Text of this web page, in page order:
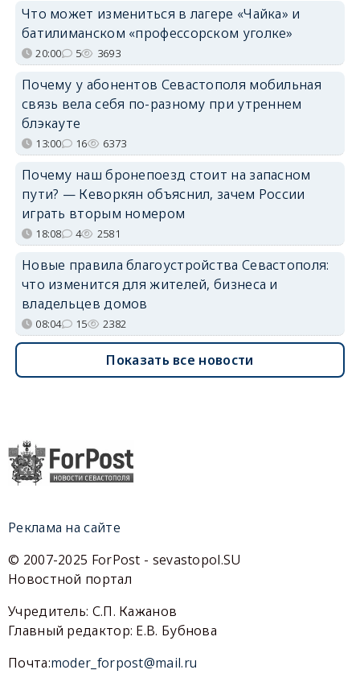
Что может измениться в лагере «Чайка» и
батилиманском «профессорском уголке»
20:00 5 3693
Почему у абонентов Севастополя мобильная
связь вела себя по-разному при утреннем
блэкауте
13:00 16 6373
Почему наш бронепоезд стоит на запасном
пути? — Кеворкян объяснил, зачем России
играть вторым номером
18:08 4 2581
Новые правила благоустройства Севастополя:
что изменится для жителей, бизнеса и
владельцев домов
08:04 15 2382
Показать все новости
Реклама на сайте
© 2007-2025 ForPost - sevastopol.SU
Новостной портал
Учредитель: С.П. Кажанов
Главный редактор: Е.В. Бубнова
Почта:moder_forpost@mail.ru